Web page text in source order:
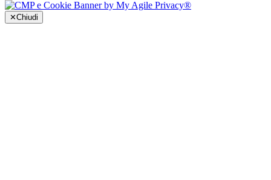
✕Chiudi